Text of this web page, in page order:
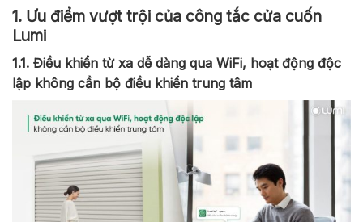
1. Ưu điểm vượt trội của công tắc cửa cuốn
Lumi
1.1. Điều khiển từ xa dễ dàng qua WiFi, hoạt động độc
lập không cần bộ điều khiển trung tâm